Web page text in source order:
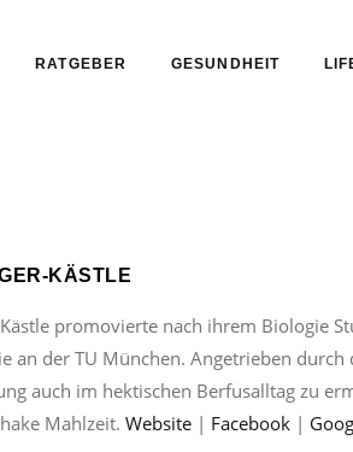
RATGEBER GESUNDHEIT
KÄSTLE
promovierte nach ihrem Biologie
an der TU München. Angetrieben
auch im hektischen Berfusalltag zu
Mahlzeit. Website | Facebook |